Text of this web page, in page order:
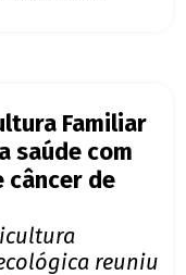
Familiar
saúde com
câncer de
reuniu